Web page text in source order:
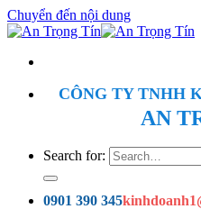
Chuyển đến nội dung
CÔNG TY TNHH
AN
Search for:
0901 390 345